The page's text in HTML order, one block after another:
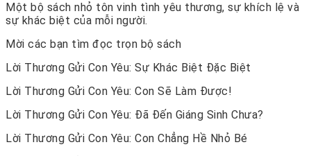
Một bộ sách nhỏ tôn vinh tình yêu thương, sự khích lệ và
sự khác biệt của mỗi người.
Mời các bạn tìm đọc trọn bộ sách
Lời Thương Gửi Con Yêu: Sự Khác Biệt Đặc Biệt
Lời Thương Gửi Con Yêu: Con Sẽ Làm Được!
Lời Thương Gửi Con Yêu: Đã Đến Giáng Sinh Chưa?
Lời Thương Gửi Con Yêu: Con Chẳng Hề Nhỏ Bé